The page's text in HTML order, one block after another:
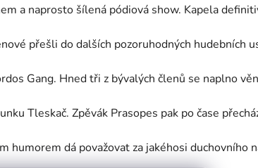
a naprosto šílená pódiová show. Kapela
přešli do dalších pozoruhodných hudebních
Gang. Hned tři z bývalých členů se naplno
Tleskač. Zpěvák Prasopes pak po čase
humorem dá považovat za jakéhosi duchovního